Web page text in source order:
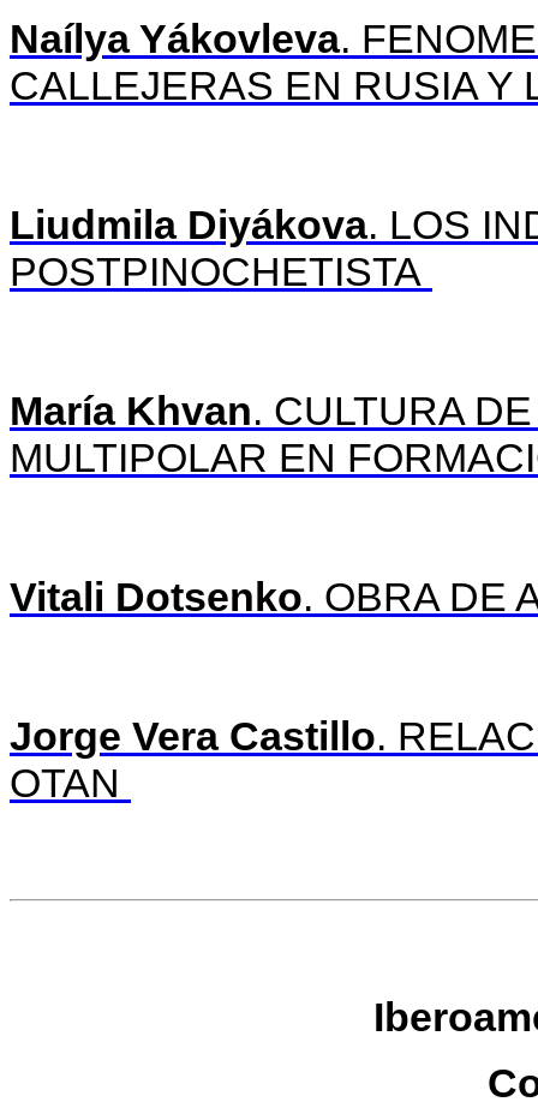
Naílya Yákovleva.
CALLEJERAS EN RUSIA Y
Liudmila Diyákova. LOS
POSTPINOCHETISTA
María Khvan. CULTURA
MULTIPOLAR EN
Vitali Dotsenko. OBRA DE
Jorge Vera Castillo.
OTAN